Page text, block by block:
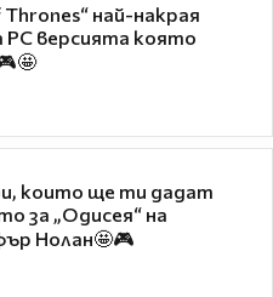
Thrones“ най-накрая
PC версията която
които ще ти дадат
за „Одисея“ на
Нолан🤩🎮